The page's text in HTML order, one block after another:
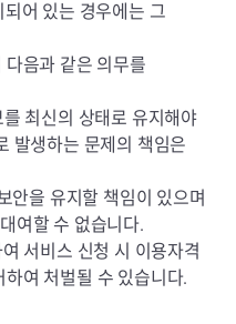
어 있는 경우에는 그
음과 같은 의무를
최신의 상태로 유지해야
발생하는 문제의 책임은
안을 유지할 책임이 있으며
여할 수 없습니다.
서비스 신청 시 이용자격
여 처벌될 수 있습니다.